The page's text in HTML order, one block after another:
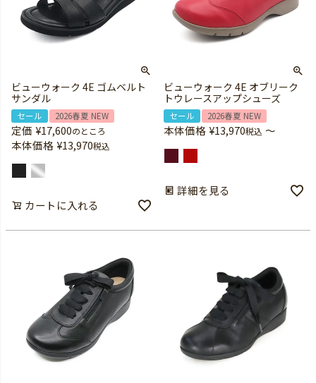
ビューウォーク 4E ゴムベルト
サンダル
セール 2026春夏 NEW
定価 ¥17,600のところ
本体価格 ¥13,970税込
カートに入れる
ビューウォーク 4E オブリーク
トウレースアップシューズ
セール 2026春夏 NEW
本体価格 ¥13,970税込 〜
詳細を見る